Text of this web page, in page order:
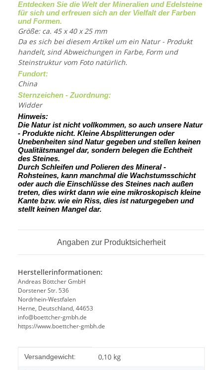
Entdecken Sie die Welt der Mineralien und Edelsteine
für sich und erfreuen sich an der Vielfalt der Farben
und Formen.
Größe: ca. 45 x 40 x 25 mm
Da es sich bei diesem Artikel um ein Natur - Produkt
handelt, sind Abweichungen in Farbe, Form und
Steinstruktur vom Foto natürlich.
Fundort:
China
Sternzeichen - Zuordnung:
Widder
Hinweis:
Die Natur ist nicht vollkommen, so auch unsere Natur
- Produkte nicht. Kleine Absplitterungen oder
Unebenheiten sind Natur gegeben und stellen keinen
Qualitätsmangel dar, sondern belegen die Echtheit
des Steines.
Durch Schleifen und Polieren des Mineral -
Rohsteines, kann manchmal die Wachstumsschicht
oder auch die Einschlüsse des Steines nach außen
treten, dies wirkt dann wie eine mikroskopisch kleine
Kante bzw. wie ein Riss, dies ist naturgegeben und
stellt keinen Mangel dar.
Angaben zur Produktsicherheit
Herstellerinformationen:
Andreas Böttcher GmbH
Dorstener Str. 536
Nordrhein-Westfalen
Herne, Deutschland, 44653
info@boettcher-gmbh.de
https://www.boettcher-gmbh.de
Produkteigenschaft
Wert
Versandgewicht: 0,10 kg